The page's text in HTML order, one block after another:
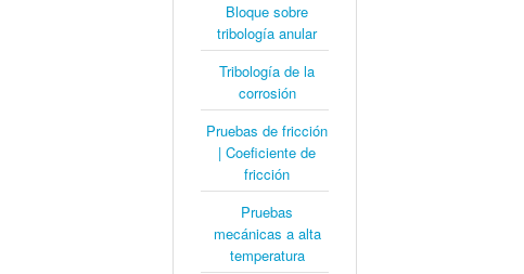
Bloque sobre
tribología anular
Tribología de la
corrosión
Pruebas de fricción
| Coeficiente de
fricción
Pruebas
mecánicas a alta
temperatura